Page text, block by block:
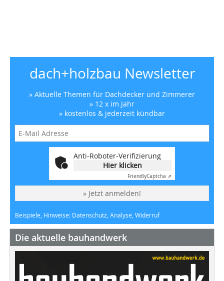
dach+holzbau Newsletter
» Aktuelle Themen für Dachdecker und Zimmerer
» 12 x im Jahr
» kostenlos & jederzeit kündbar
Anti-Roboter-Verifizierung
Hier klicken
FriendlyCaptcha ⇗
» Jetzt anmelden!
Beispiele, Hinweise: Datenschutz, Analyse, Widerruf
Die aktuelle bauhandwerk